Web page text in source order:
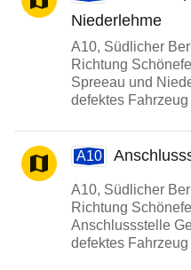
Niederlehme
A10, Südlicher
Richtung
Spreeau und
defektes Fahrzeug
A10
A10, Südlicher
Richtung
Anschlussstelle
defektes Fahrzeug